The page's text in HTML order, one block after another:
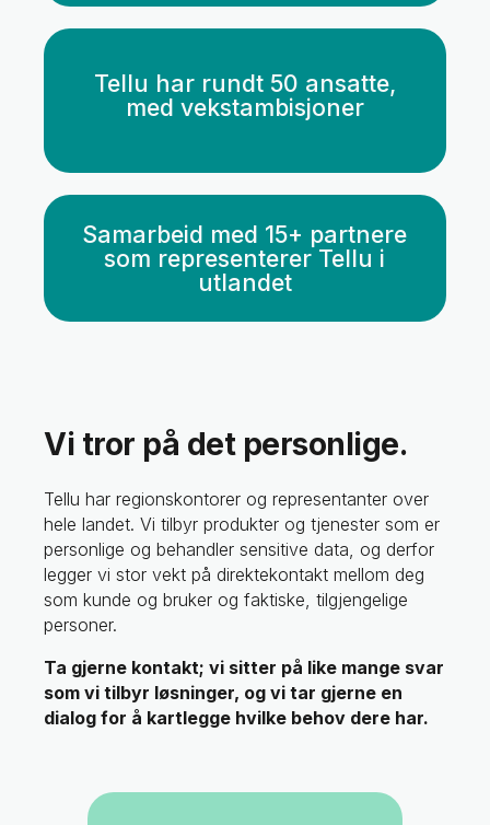
Tellu har rundt 50 ansatte,
med vekstambisjoner
Samarbeid med 15+ partnere
som representerer Tellu i
utlandet
Vi tror på det personlige.
Tellu har regionskontorer og representanter over
hele landet. Vi tilbyr produkter og tjenester som er
personlige og behandler sensitive data, og derfor
legger vi stor vekt på direktekontakt mellom deg
som kunde og bruker og faktiske, tilgjengelige
personer.
Ta gjerne kontakt; vi sitter på like mange svar
som vi tilbyr løsninger, og vi tar gjerne en
dialog for å kartlegge hvilke behov dere har.